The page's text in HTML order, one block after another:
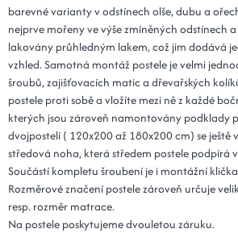
barevné varianty v odstínech olše, dubu a
nejprve mořeny ve výše zmíněných odstínech
lakovány průhledným lakem, což jim dodává
vzhled. Samotná montáž postele je velmi
šroubů, zajišťovacích matic a dřevařských
postele proti sobě a vložíte mezi ně z každé
kterých jsou zároveň namontovány podklady
dvojpostelí ( 120x200 až 180x200 cm) se ještě
středová noha, která středem postele podpírá
Součástí kompletu šroubení je i montážní
Rozměrové značení postele zároveň určuje
resp. rozměr matrace.
Na postele poskytujeme dvouletou záruku.